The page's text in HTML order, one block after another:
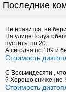
Последние
Не нравится, не
На улице Тодуа
пустить, по 20.
А сегодня по 109 и
Стоимость
С Восьмидесяти ,
? Хорошо снижение
Стоимость